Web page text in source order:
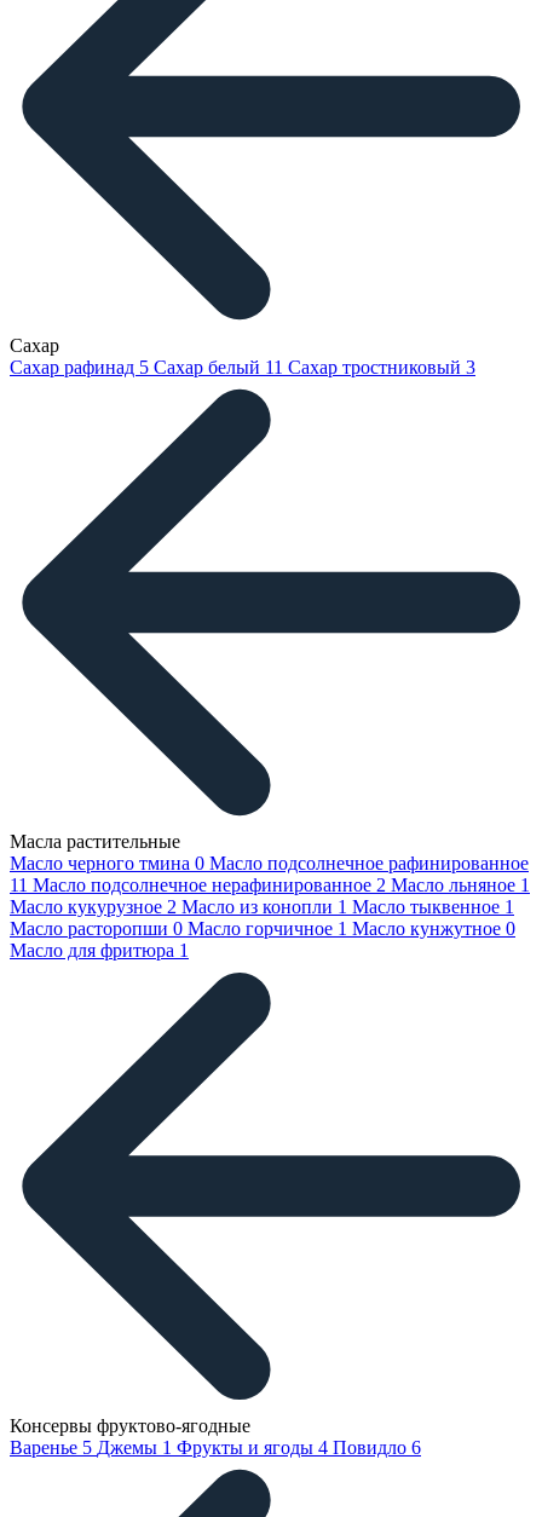
Сахар
Сахар рафинад 5 Сахар белый 11 Сахар тростниковый 3
Масла растительные
Масло черного тмина 0 Масло подсолнечное рафинированное
11 Масло подсолнечное нерафинированное 2 Масло льняное 1
Масло кукурузное 2 Масло из конопли 1 Масло тыквенное 1
Масло расторопши 0 Масло горчичное 1 Масло кунжутное 0
Масло для фритюра 1
Консервы фруктово-ягодные
Варенье 5 Джемы 1 Фрукты и ягоды 4 Повидло 6